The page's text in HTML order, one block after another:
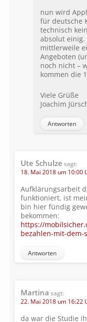
nun wird
für deutsche
technisch
absolut einig.
mittlerweile
Angeboten
noch nicht –
kommen die
Viele Grüße
Joachim
Antworten
Ute Schulze sagt:
18. Mai 2018 um 10:00
Aufklärungsarbeit
funktioniert, ist
bin hier fündig
bekommen:
https://
bezahlen-mit-dem-
Antworten
Martina sagt:
22. Mai 2018 um 16:22
da war die Studie